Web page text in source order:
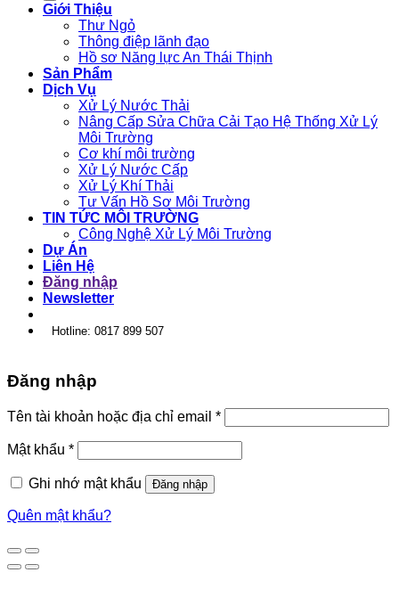
Giới Thiệu
Thư Ngỏ
Thông điệp lãnh đạo
Hồ sơ Năng lực An Thái Thịnh
Sản Phẩm
Dịch Vụ
Xử Lý Nước Thải
Nâng Cấp Sửa Chữa Cải Tạo Hệ Thống Xử Lý
Môi Trường
Cơ khí môi trường
Xử Lý Nước Cấp
Xử Lý Khí Thải
Tư Vấn Hồ Sơ Môi Trường
TIN TỨC MÔI TRƯỜNG
Công Nghệ Xử Lý Môi Trường
Dự Án
Liên Hệ
Đăng nhập
Newsletter
Hotline: 0817 899 507
Đăng nhập
Tên tài khoản hoặc địa chỉ email *
Mật khẩu *
Ghi nhớ mật khẩu Đăng nhập
Quên mật khẩu?